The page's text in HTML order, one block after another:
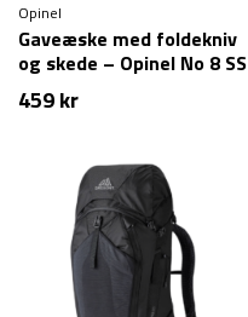
Opinel
Gaveæske med foldekniv
og skede – Opinel No 8 SS
– 8,5 cm – Classic
459kr